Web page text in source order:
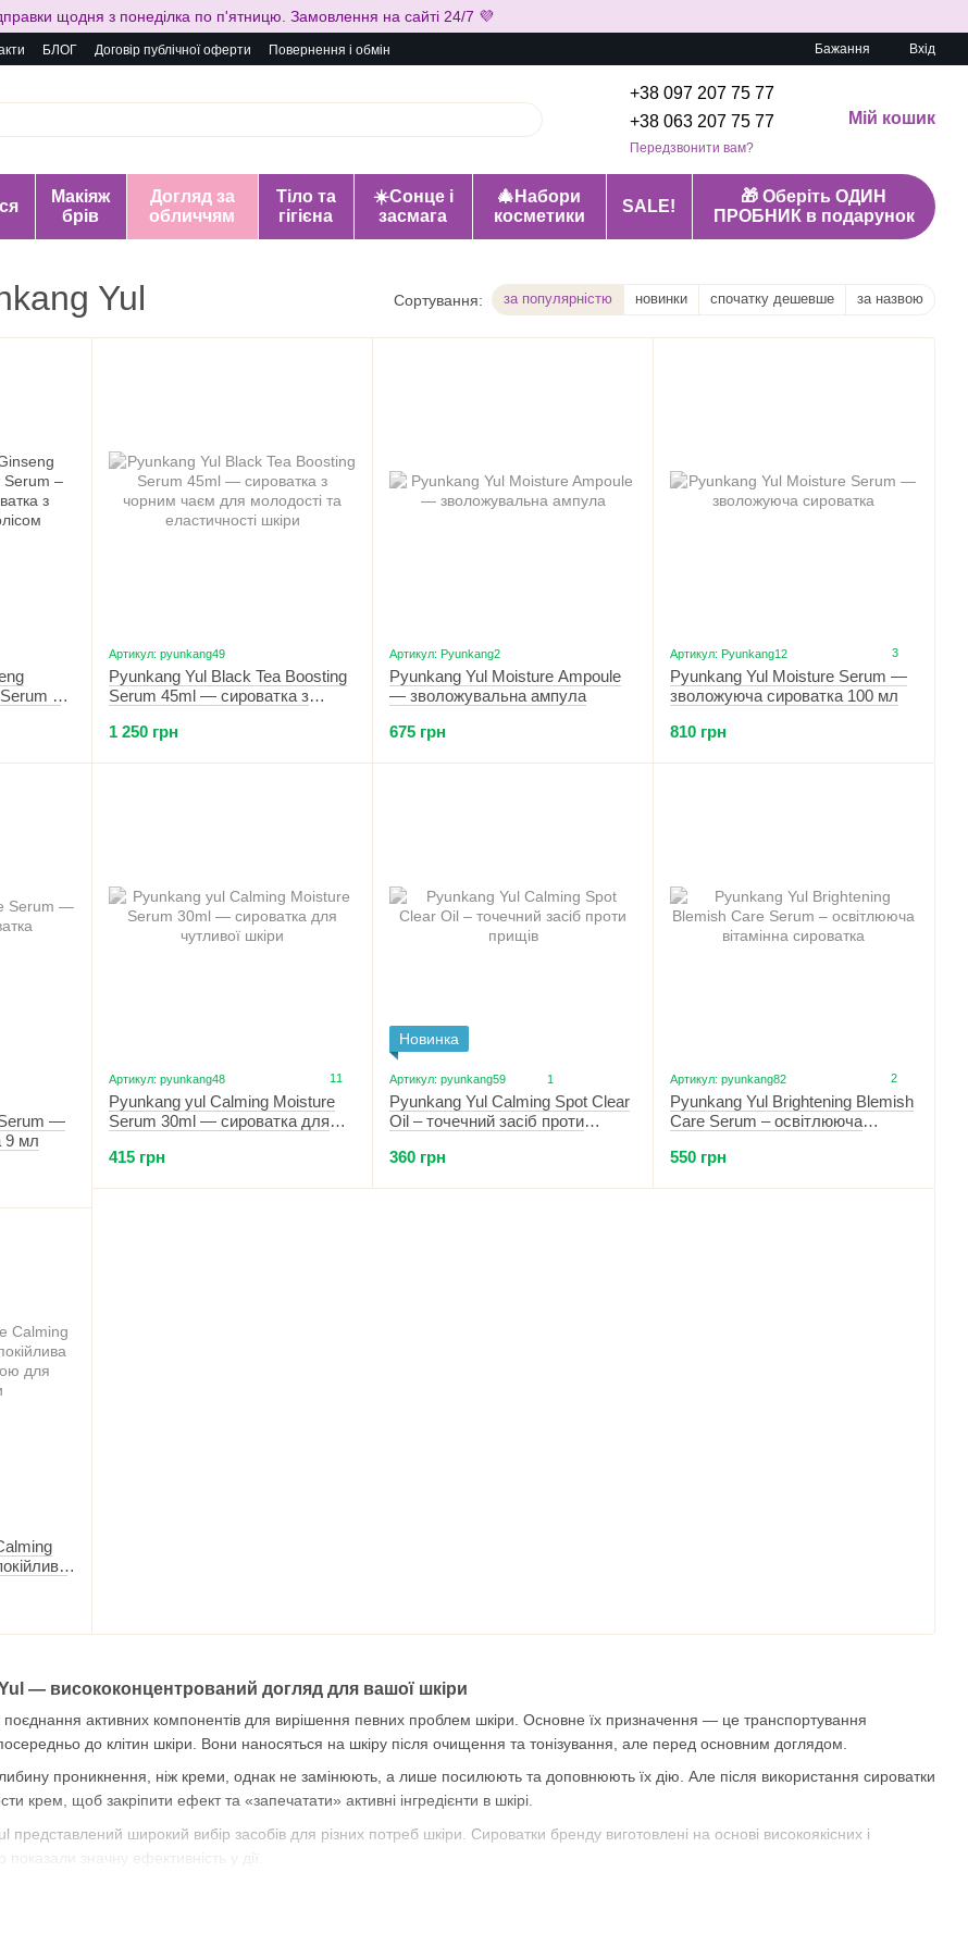
щодня з понеділка по п'ятницю. Замовлення на сайті 24/7 💜
БЛОГ Договір публічної оферти Повернення і обмін Бажання Вхід
+38 097 207 75 77
+38 063 207 75 77
Передзвонити вам?
Мій кошик
Макіяж
брів
Догляд за
обличчям
Тіло та
гігієна
☀️Сонце і
засмага
🎄Набори
косметики
SALE!
🎁 Оберіть ОДИН
ПРОБНИК в подарунок
Yul Сортування: за популярністю новинки спочатку дешевше за назвою
— висококонцентрований догляд для вашої шкіри
активних компонентів для вирішення певних проблем шкіри. Основне їх призначення — це транспортування
до клітин шкіри. Вони наносяться на шкіру після очищення та тонізування, але перед основним доглядом.
проникнення, ніж креми, однак не замінюють, а лише посилюють та доповнюють їх дію. Але після використання сироватки
крем, щоб закріпити ефект та «запечатати» активні інгредієнти в шкірі.
представлений широкий вибір засобів для різних потреб шкіри. Сироватки бренду виготовлені на основі високоякісних і
значну ефективність у дії.
–
з
30 мл
Артикул: pyunkang49
Pyunkang Yul Black Tea Boosting
Serum 45ml — сироватка з
еластичності шкіри
1 250 грн
Артикул: Pyunkang2
Pyunkang Yul Moisture Ampoule
— зволожувальна ампула
675 грн
Артикул: Pyunkang12 3
Pyunkang Yul Moisture Serum —
зволожуюча сироватка 100 мл
810 грн
—
9 мл
Артикул: pyunkang48 11
Pyunkang yul Calming Moisture
Serum 30ml — сироватка для
415 грн
Новинка
Артикул: pyunkang59 1
Pyunkang Yul Calming Spot Clear
Oil – точечний засіб проти
360 грн
Артикул: pyunkang82 2
Pyunkang Yul Brightening Blemish
Care Serum – освітлююча
550 грн